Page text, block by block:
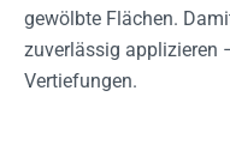
gewölbte Flächen.
zuverlässig applizieren
Vertiefungen.